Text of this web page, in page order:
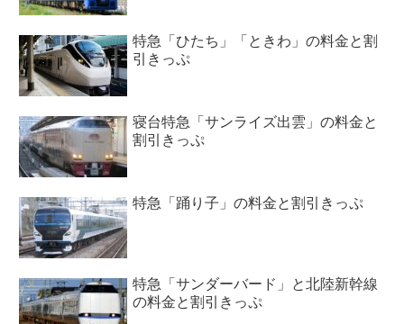
特急「ひたち」「ときわ」の料金と割
引きっぷ
寝台特急「サンライズ出雲」の料金と
割引きっぷ
特急「踊り子」の料金と割引きっぷ
特急「サンダーバード」と北陸新幹線
の料金と割引きっぷ